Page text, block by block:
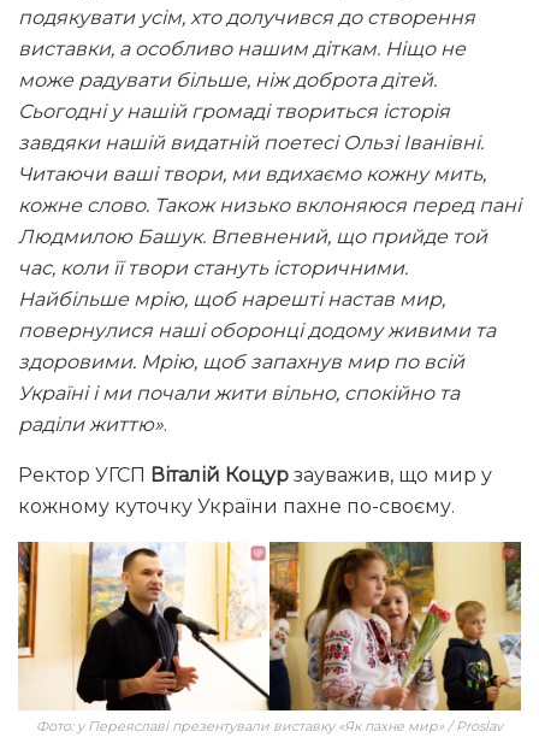
подякувати усім, хто долучився до створення
виставки, а особливо нашим діткам. Ніщо не
може радувати більше, ніж доброта дітей.
Сьогодні у нашій громаді твориться історія
завдяки нашій видатній поетесі Ользі Іванівні.
Читаючи ваші твори, ми вдихаємо кожну мить,
кожне слово. Також низько вклоняюся перед пані
Людмилою Башук. Впевнений, що прийде той
час, коли її твори стануть історичними.
Найбільше мрію, щоб нарешті настав мир,
повернулися наші оборонці додому живими та
здоровими. Мрію, щоб запахнув мир по всій
Україні і ми почали жити вільно, спокійно та
раділи життю».
Ректор УГСП Віталій Коцур зауважив, що мир у
кожному куточку України пахне по-своєму.
Фото: у Переяславі презентували виставку «Як пахне мир» / Proslav